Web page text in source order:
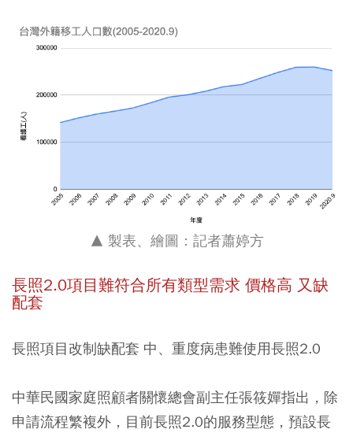
▲ 製表、繪圖：記者蕭婷方
長照2.0項目難符合所有類型需求 價格高 又缺
配套
長照項目改制缺配套 中、重度病患難使用長照2.0
中華民國家庭照顧者關懷總會副主任張筱嬋指出，除
申請流程繁複外，目前長照2.0的服務型態，預設長